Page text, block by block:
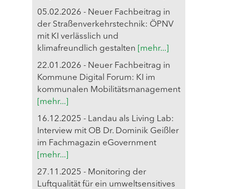
05.02.2026 - Neuer Fachbeitrag in
der Straßenverkehrstechnik: ÖPNV
mit KI verlässlich und
klimafreundlich gestalten
[mehr...]
22.01.2026 - Neuer Fachbeitrag in
Kommune Digital Forum: KI im
kommunalen Mobilitätsmanagement
[mehr...]
16.12.2025 - Landau als Living Lab:
Interview mit OB Dr. Dominik Geißler
im Fachmagazin eGovernment
[mehr...]
27.11.2025 - Monitoring der
Luftqualität für ein umweltsensitives